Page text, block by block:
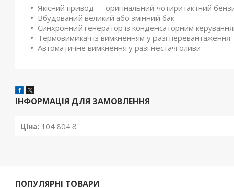
Якісний привод — оригінальний чотиритактний
Вбудований великий або змінний бак
Синхронний генератор із конденсаторним
Термовимикач із вимкненням у разі перевантаження
Автоматичне вимкнення у разі нестачі оливи
ІНФОРМАЦІЯ ДЛЯ ЗАМОВЛЕННЯ
Ціна: 104 804 ₴
ПОПУЛЯРНІ ТОВАРИ